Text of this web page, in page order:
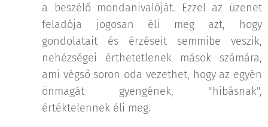
a beszélő mondanivalóját. Ezzel az üzenet
feladója jogosan éli meg azt, hogy
gondolatait és érzéseit semmibe veszik,
nehézségei érthetetlenek mások számára,
ami végső soron oda vezethet, hogy az egyén
önmagát gyengének, "hibásnak",
értéktelennek éli meg.